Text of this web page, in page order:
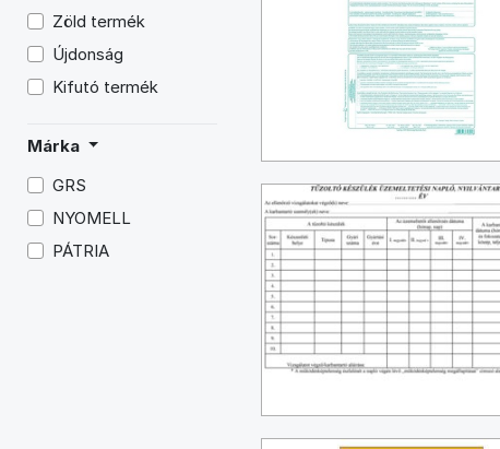
Zöld termék
Újdonság
Kifutó termék
Márka
GRS
NYOMELL
PÁTRIA